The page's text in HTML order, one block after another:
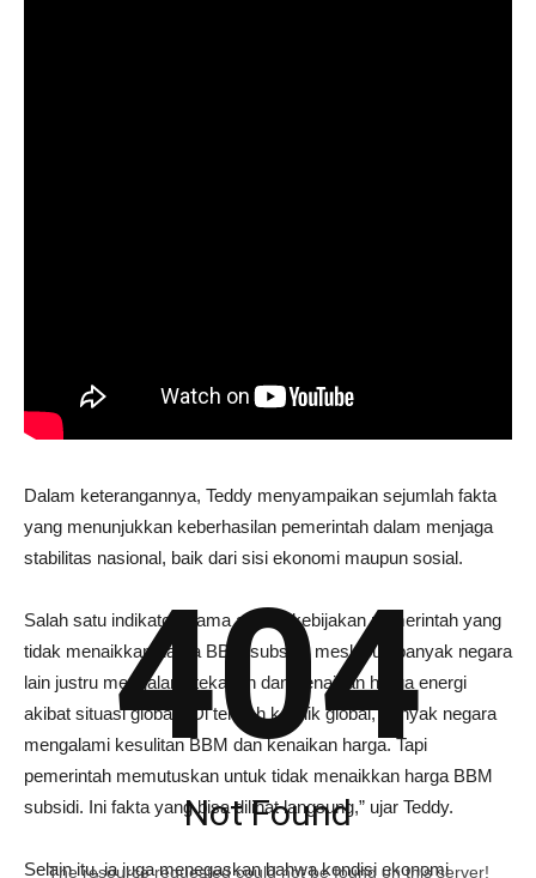
Dalam keterangannya, Teddy menyampaikan sejumlah fakta
yang menunjukkan keberhasilan pemerintah dalam menjaga
stabilitas nasional, baik dari sisi ekonomi maupun sosial.
Salah satu indikator utama adalah kebijakan pemerintah yang
tidak menaikkan harga BBM subsidi, meskipun banyak negara
lain justru mengalami tekanan dan kenaikan harga energi
akibat situasi global. “Di tengah konflik global, banyak negara
mengalami kesulitan BBM dan kenaikan harga. Tapi
pemerintah memutuskan untuk tidak menaikkan harga BBM
subsidi. Ini fakta yang bisa dilihat langsung,” ujar Teddy.
Selain itu, ia juga menegaskan bahwa kondisi ekonomi
404
Not Found
The resource requested could not be found on this server!